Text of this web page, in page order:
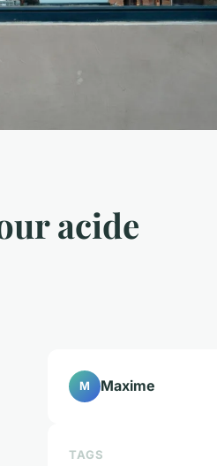
acide
M Maxime
TAGS